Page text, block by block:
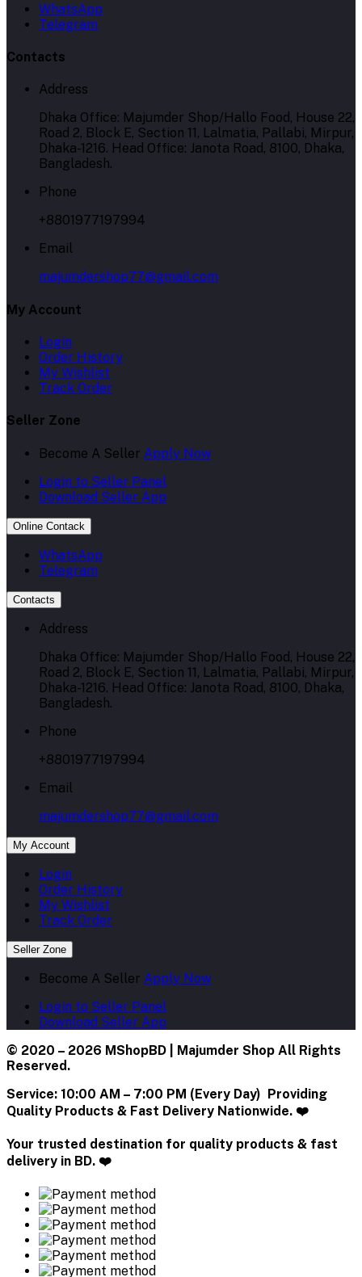
WhatsApp
Telegram
Contacts
Address
Dhaka Office: Majumder Shop/Hallo Food, House 22,
Road 2, Block E, Section 11, Lalmatia, Pallabi, Mirpur,
Dhaka-1216. Head Office: Janota Road, 8100, Dhaka,
Bangladesh.
Phone
+8801977197994
Email
majumdershop77@gmail.com
My Account
Login
Order History
My Wishlist
Track Order
Seller Zone
Become A Seller Apply Now
Login to Seller Panel
Download Seller App
Online Contack
WhatsApp
Telegram
Contacts
Address
Dhaka Office: Majumder Shop/Hallo Food, House 22,
Road 2, Block E, Section 11, Lalmatia, Pallabi, Mirpur,
Dhaka-1216. Head Office: Janota Road, 8100, Dhaka,
Bangladesh.
Phone
+8801977197994
Email
majumdershop77@gmail.com
My Account
Login
Order History
My Wishlist
Track Order
Seller Zone
Become A Seller Apply Now
Login to Seller Panel
Download Seller App
© 2020 – 2026 MShopBD | Majumder Shop All Rights
Reserved.
Service: 10:00 AM – 7:00 PM (Every Day) Providing
Quality Products & Fast Delivery Nationwide. ❤️
Your trusted destination for quality products & fast
delivery in BD. ❤️